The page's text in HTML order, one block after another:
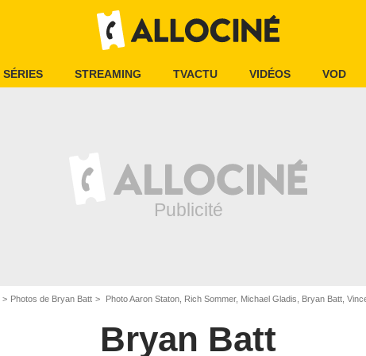
SÉRIES STREAMING TVACTU VIDÉOS VOD
Photos de Bryan Batt Photo Aaron Staton, Rich Sommer, Michael Gladis, Bryan Batt,
Bryan Batt